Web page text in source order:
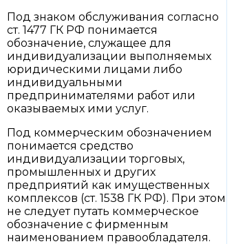
Под знаком обслуживания согласно
ст. 1477 ГК РФ понимается
обозначение, служащее для
индивидуализации выполняемых
юридическими лицами либо
индивидуальными
предпринимателями работ или
оказываемых ими услуг.
Под коммерческим обозначением
понимается средство
индивидуализации торговых,
промышленных и других
предприятий как имущественных
комплексов (ст. 1538 ГК РФ). При этом
не следует путать коммерческое
обозначение с фирменным
наименованием правообладателя.